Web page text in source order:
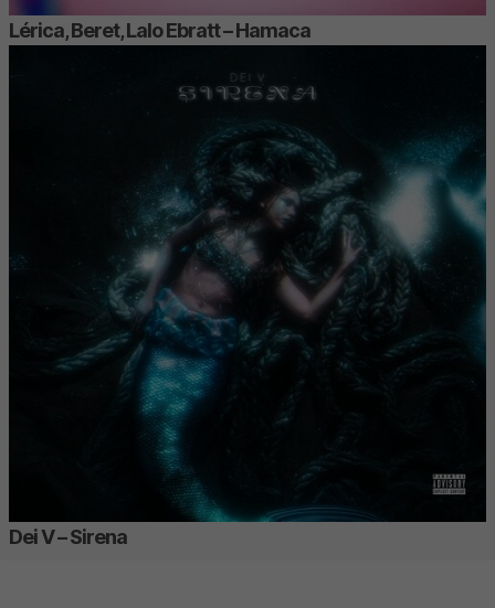
Lérica, Beret, Lalo Ebratt – Hamaca
Dei V – Sirena